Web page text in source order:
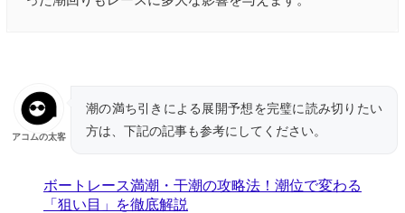
アコムの太客
潮の満ち引きによる展開予想を完璧に読み切りたい
方は、下記の記事も参考にしてください。
ボートレース満潮・干潮の攻略法！潮位で変わる
「狙い目」を徹底解説